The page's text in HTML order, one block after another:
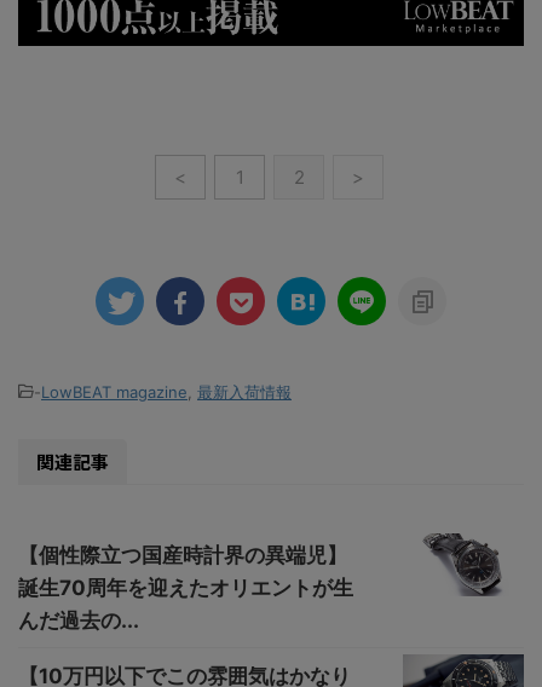
< 1 2 >
-LowBEAT magazine 最新入荷情報
関連記事
【個性際立つ国産時計界の異端児】
誕生70周年を迎えたオリエントが生
んだ過去の...
【10万円以下でこの雰囲気はかなり